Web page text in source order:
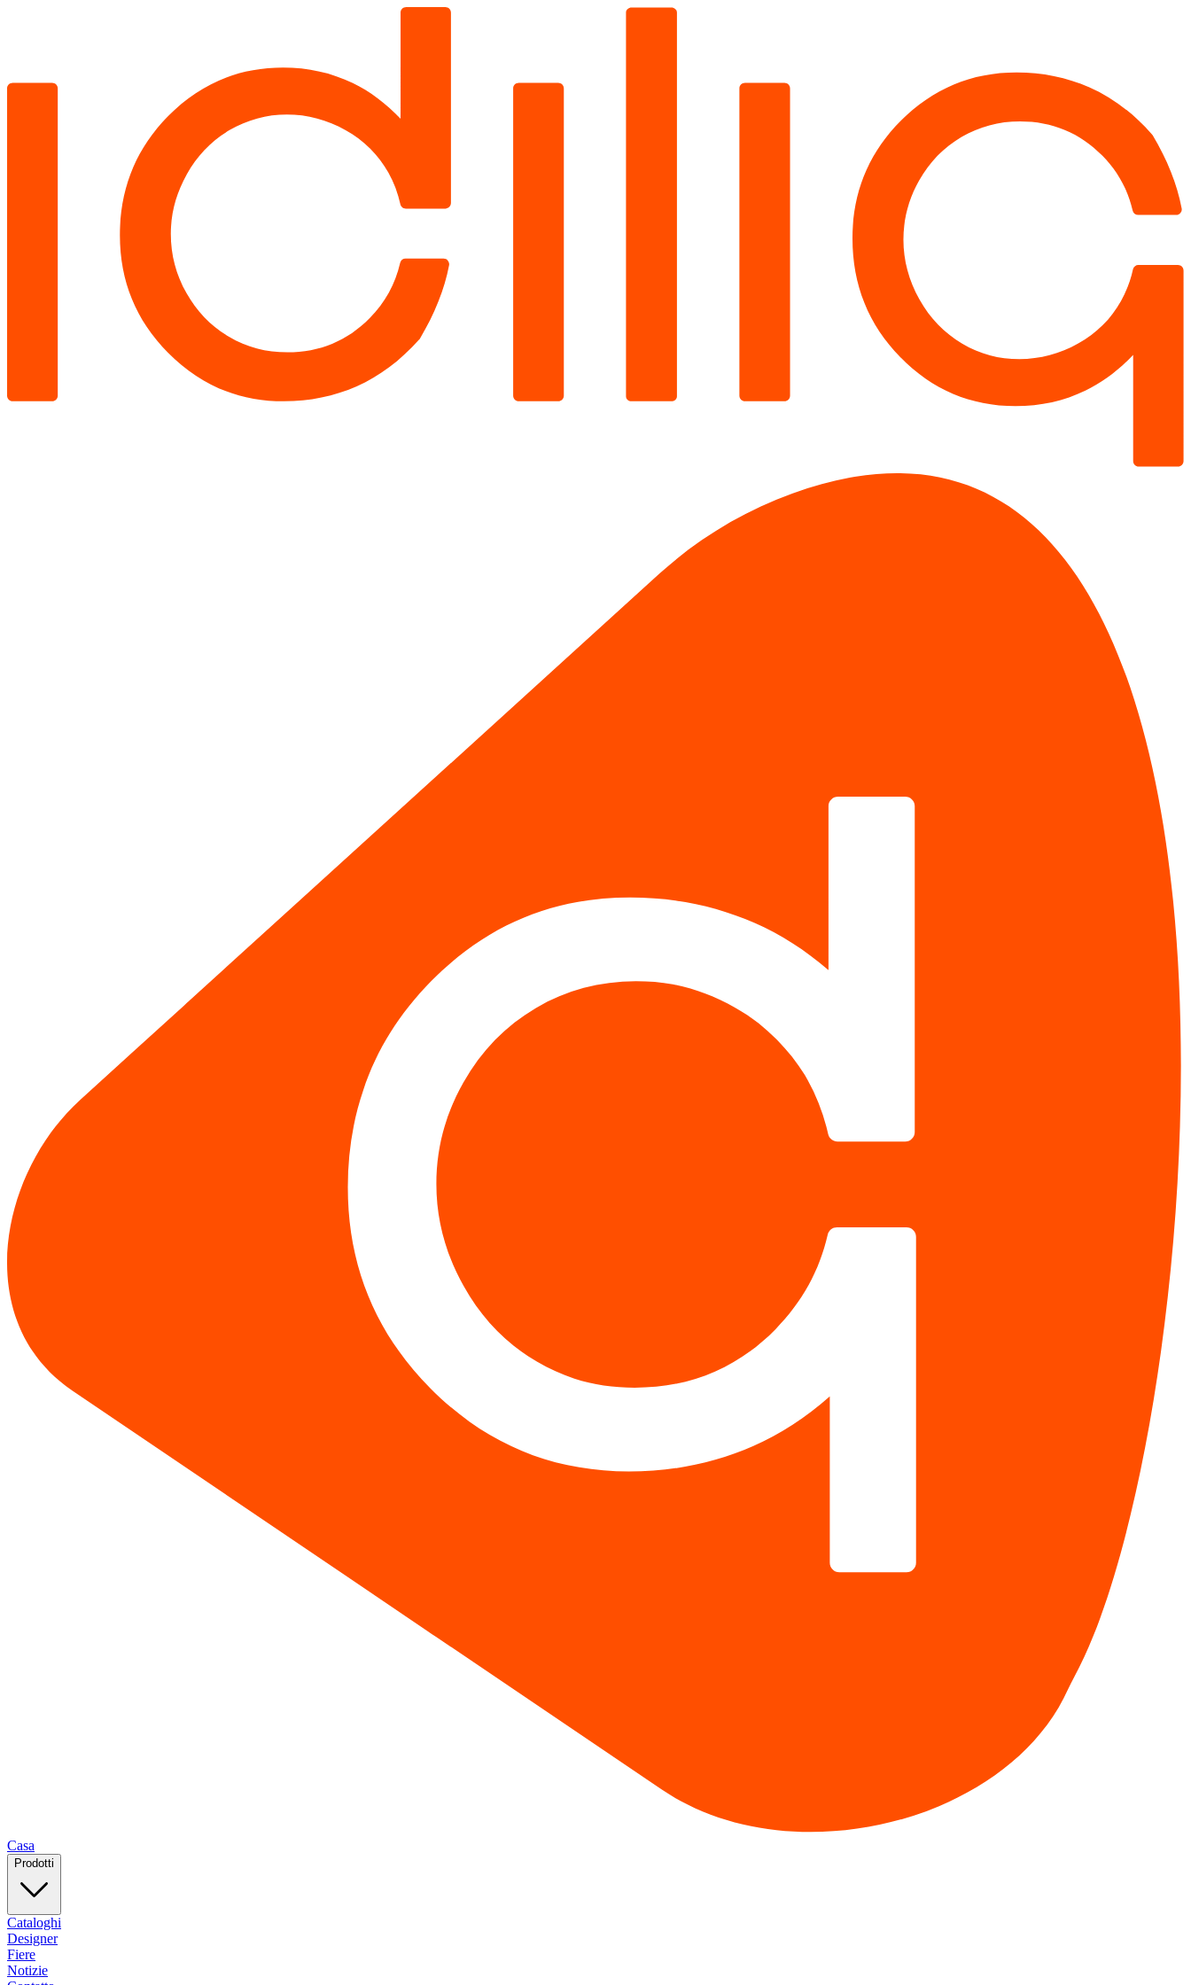
Casa
Prodotti
Cataloghi
Designer
Fiere
Notizie